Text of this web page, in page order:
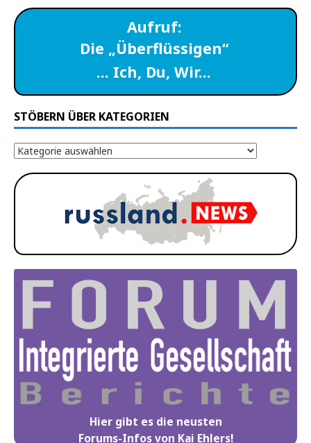
Aufruf:
Die „Überflüssigen“
… Ich, Du, Wir…
STÖBERN ÜBER KATEGORIEN
Hier gibt es die neusten
Forums-Infos von Kai Ehlers!